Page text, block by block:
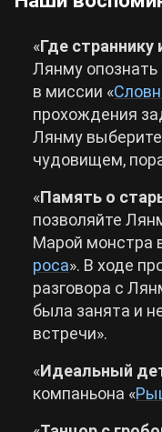
«Где страннику
Лянму
в миссии «
прохождения
Лянму
чудовищем,
«Память о
позволяйте
Марой монстра
роса». В ходе
разговора с
была занята и
встречи».
«Идеальный
компаньона «